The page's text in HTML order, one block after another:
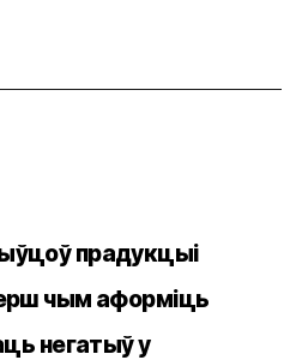
прадукцыі
чым аформіць
негатыў у